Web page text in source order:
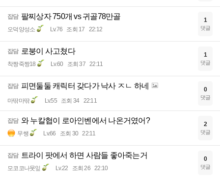
잡담 팔찌상자 750개 vs 귀골78만골
오덕양성소 Lv.76 조회 17 22:12
1
댓글
잡담 로붕이 사고쳤다
착짱죽짱18 Lv.60 조회 37 22:11
1
댓글
잡담 피면둘둘 캐릭터 갖다가 낙사 ㅈㄴ 하네
마딲마딲 Lv.55 조회 34 22:11
0
댓글
잡담 와 누칼협이 로아인벤에서 나온거였어?
무쌩 Lv.66 조회 30 22:11
2
댓글
잡담 트라이 팟에서 하면 사람들 좋아죽는거
모코코나뭇잎 Lv.22 조회 26 22:10
0
댓글